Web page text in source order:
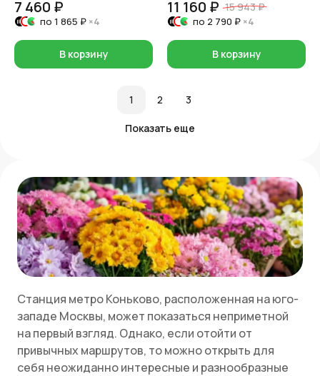
7 460 ₽
по 1 865 ₽ ×4
В корзину
11 160 ₽ 15 943 ₽
по 2 790 ₽ ×4
В корзину
1 2 3
Показать еще
Станция метро Коньково, расположенная на юго-
западе Москвы, может показаться неприметной
на первый взгляд. Однако, если отойти от
привычных маршрутов, то можно открыть для
себя неожиданно интересные и разнообразные